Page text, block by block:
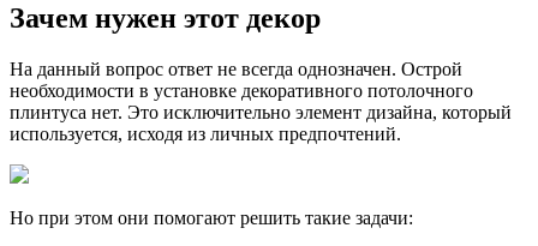
Зачем нужен этот декор
На данный вопрос ответ не всегда однозначен. Острой
необходимости в установке декоративного потолочного
плинтуса нет. Это исключительно элемент дизайна, который
используется, исходя из личных предпочтений.
Но при этом они помогают решить такие задачи: